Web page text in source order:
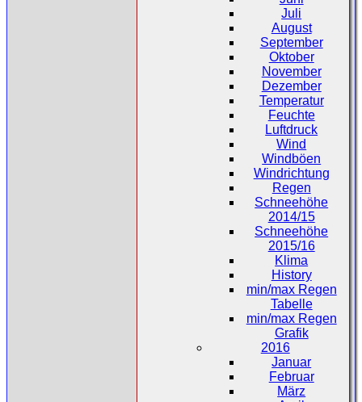
Juli
August
September
Oktober
November
Dezember
Temperatur
Feuchte
Luftdruck
Wind
Windböen
Windrichtung
Regen
Schneehöhe
2014/15
Schneehöhe
2015/16
Klima
History
min/max Regen
Tabelle
min/max Regen
Grafik
2016
Januar
Februar
März